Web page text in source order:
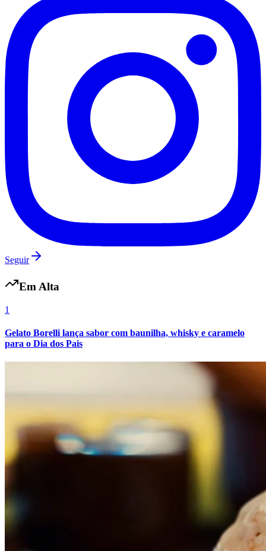
Seguir
Em Alta
1
Gelato Borelli lança sabor com baunilha, whisky e caramelo
para o Dia dos Pais